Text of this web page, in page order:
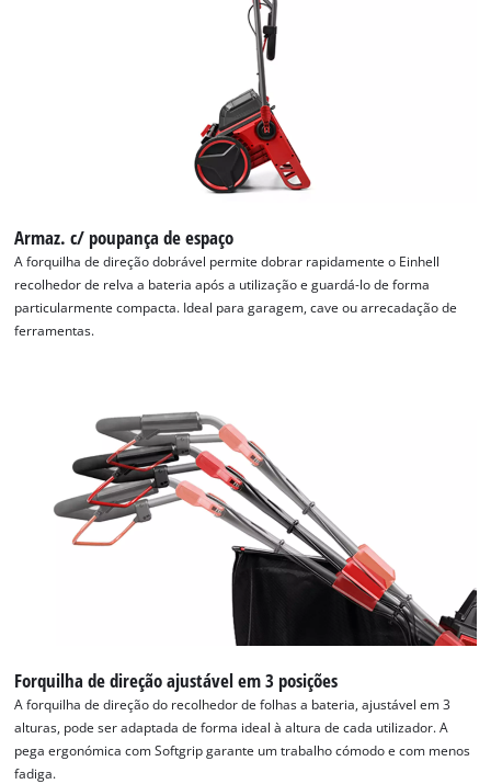
Precisamos do seu consentimento para
This content is not permitted to load due
to trackers that are not disclosed to the
visitor. The website owner needs to setup
the site with their CMP to add this content
Armaz. c/ poupança de espaço
A forquilha de direção dobrável permite dobrar rapidamente o Einhell
recolhedor de relva a bateria após a utilização e guardá-lo de forma
particularmente compacta. Ideal para garagem, cave ou arrecadação de
ferramentas.
Forquilha de direção ajustável em 3 posições
A forquilha de direção do recolhedor de folhas a bateria, ajustável em 3
alturas, pode ser adaptada de forma ideal à altura de cada utilizador. A
pega ergonómica com Softgrip garante um trabalho cómodo e com menos
fadiga.